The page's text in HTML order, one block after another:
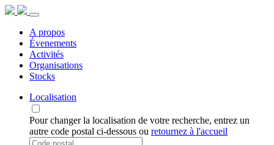
A propos
Évenements
Activités
Organisations
Stocks
Localisation
Pour changer la localisation de votre recherche, entrez un
autre code postal ci-dessous ou retournez à l'accueil